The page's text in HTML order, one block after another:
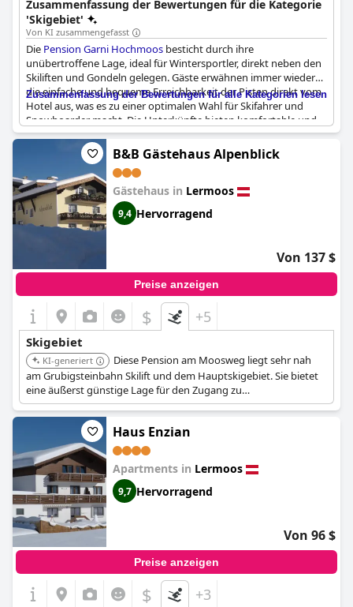
Zusammenfassung der Bewertungen für die Kategorie
'Skigebiet'
Von KI zusammengefasst
Die Pension Garni Hochmoos besticht durch ihre
unübertroffene Lage, ideal für Wintersportler, direkt neben den
Skiliften und Gondeln gelegen. Gäste erwähnen immer wieder
die einfache und bequeme Erreichbarkeit der Pisten direkt vom
Hotel aus, was es zu einer optimalen Wahl für Skifahrer und
Snowboarder macht. Die Unterkünfte bieten komfortable und
saubere Zimmer, ergänzt durch eine gemütliche und rustikale
Bierstube sowie einen beheizten Ski-Keller. Darüber hinaus ist
die Lage ruhig und dennoch in der Nähe von guten
Restaurants, um verschiedenen Bedürfnissen gerecht zu
werden. Die wunderschöne Umgebung und die gut
präparierten Pisten sorgen für ein herrliches Skierlebnis. Obwohl
es sich hauptsächlich um ein Wintersport-Hotel handelt, wird es
auch von Besuchern in den Sommermonaten für
Pension Garni
Hochmoosdafür, dass alle Gäste gut für ihre Tagesaktivitäten
Zusammenfassung der Bewertungen für alle Kategorien lesen
B&B Gästehaus Alpenblick
Gästehaus in Lermoos
9,4 Hervorragend
Von 137 $
Preise anzeigen
$ +5
Skigebiet
KI-generiert
Diese Pension am Moosweg liegt sehr nah
am Grubigsteinbahn Skilift und dem Hauptskigebiet. Sie bietet
eine äußerst günstige Lage für den Zugang zu
Wintersportarten.
Haus Enzian
Apartments in Lermoos
9,7 Hervorragend
Von 96 $
Preise anzeigen
$ +3